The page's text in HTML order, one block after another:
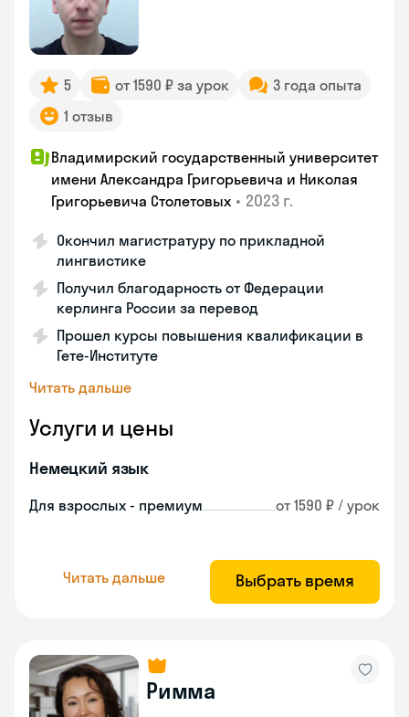
5 от 1590 ₽ за урок
3 года опыта
1 отзыв
Владимирский государственный университет
имени Александра Григорьевича и Николая
Григорьевича Столетовых • 2023 г.
Окончил магистратуру по прикладной
лингвистике
Получил благодарность от Федерации
керлинга России за перевод
Прошел курсы повышения квалификации в
Гете-Институте
Читать дальше
Услуги и цены
Немецкий язык
Для взрослых - премиум от 1590 ₽ / урок
Читать дальше Выбрать время
Римма